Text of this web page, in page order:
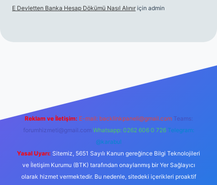
E Devletten Banka Hesap Dökümü Nasıl Alınır için admin
Reklam ve İletişim: E-mail: backlinkpaneli@gmail.com Teams:
forumhizmeti@gmail.com Whatsapp: 0262 606 0 726 Telegram:
@karabul
Yasal Uyarı: Sitemiz, 5651 Sayılı Kanun gereğince Bilgi Teknolojileri
ve İletişim Kurumu (BTK) tarafından onaylanmış bir Yer Sağlayıcı
olarak hizmet vermektedir. Bu nedenle, sitedeki içerikleri proaktif